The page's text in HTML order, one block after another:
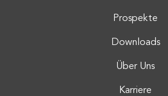
Prospekte
Downloads
Über Uns
Karriere